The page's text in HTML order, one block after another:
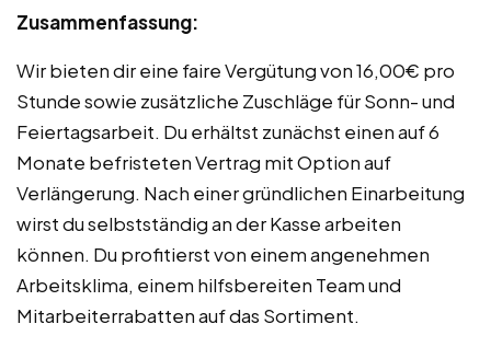
Zusammenfassung:
Wir bieten dir eine faire Vergütung von 16,00€ pro
Stunde sowie zusätzliche Zuschläge für Sonn- und
Feiertagsarbeit. Du erhältst zunächst einen auf 6
Monate befristeten Vertrag mit Option auf
Verlängerung. Nach einer gründlichen Einarbeitung
wirst du selbstständig an der Kasse arbeiten
können. Du profitierst von einem angenehmen
Arbeitsklima, einem hilfsbereiten Team und
Mitarbeiterrabatten auf das Sortiment.